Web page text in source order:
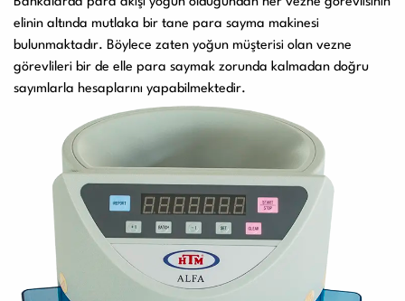
elinin altında mutlaka bir tane para sayma makinesi
bulunmaktadır. Böylece zaten yoğun müşterisi olan vezne
görevlileri bir de elle para saymak zorunda kalmadan doğru
sayımlarla hesaplarını yapabilmektedir.